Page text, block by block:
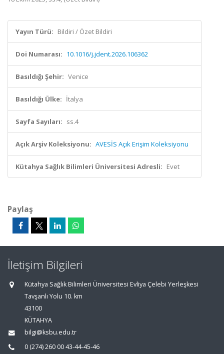
Yayın Türü: Bildiri / Özet Bildiri
Doi Numarası: 10.1016/j.jdent.2026.106362
Basıldığı Şehir: Venice
Basıldığı Ülke: İtalya
Sayfa Sayıları: ss.4
Açık Arşiv Koleksiyonu: AVESİS Açık Erişim Koleksiyonu
Kütahya Sağlık Bilimleri Üniversitesi Adresli: Evet
Paylaş
İletişim Bilgileri
Kütahya Sağlık Bilimleri Üniversitesi Evliya Çelebi Yerleşkesi
Tavşanlı Yolu 10. km
43100
KÜTAHYA
bilgi@ksbu.edu.tr
0 (274) 260 00 43-44-45-46